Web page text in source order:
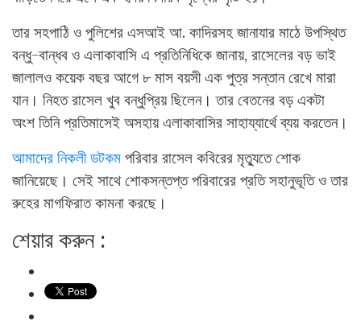
তার সহপাঠি ও পুলিশের এসআই আ. কাদিরসহ জানাযার মাঠে উপস্থিত
বন্ধু-বান্ধব ও এলাকাবাসি এ প্রতিনিধিকে জানায়, রাসেলের বড় ভাই
জালালও কয়েক বছর আগে ৮ মাস বয়সী এক পুত্র সন্তান রেখে মারা
যান। নিহত রাসেল খুব বন্ধুপ্রিয় ছিলেন। তার বেতনের বড় একটা
অংশ তিনি প্রতিমাসেই অসহায় এলাকাবাসির সাহায্যার্থে ব্যয় করতেন।
আমাদের নিকলী ডটকম পরিবার রাসেল কবিরের মৃত্যুতে শোক
জানিয়েছে। সেই সাথে শোকসন্তপ্ত পরিবারের প্রতি সহানুভূতি ও তার
রুহের মাগফিরাত কামনা করছে।
শেয়ার করুন :